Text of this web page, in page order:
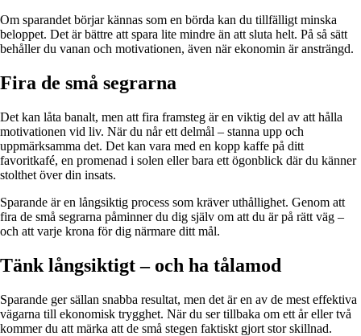
Om sparandet börjar kännas som en börda kan du tillfälligt minska
beloppet. Det är bättre att spara lite mindre än att sluta helt. På så sätt
behåller du vanan och motivationen, även när ekonomin är ansträngd.
Fira de små segrarna
Det kan låta banalt, men att fira framsteg är en viktig del av att hålla
motivationen vid liv. När du når ett delmål – stanna upp och
uppmärksamma det. Det kan vara med en kopp kaffe på ditt
favoritkafé, en promenad i solen eller bara ett ögonblick där du känner
stolthet över din insats.
Sparande är en långsiktig process som kräver uthållighet. Genom att
fira de små segrarna påminner du dig själv om att du är på rätt väg –
och att varje krona för dig närmare ditt mål.
Tänk långsiktigt – och ha tålamod
Sparande ger sällan snabba resultat, men det är en av de mest effektiva
vägarna till ekonomisk trygghet. När du ser tillbaka om ett år eller två
kommer du att märka att de små stegen faktiskt gjort stor skillnad.